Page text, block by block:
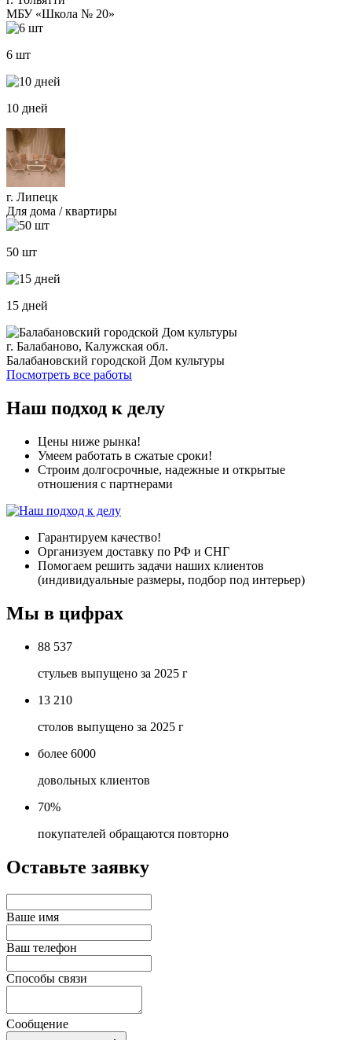
МБУ «Школа № 20»
6 шт
10 дней
г. Липецк
Для дома / квартиры
50 шт
15 дней
г. Балабаново, Калужская обл.
Балабановский городской Дом культуры
Посмотреть все работы
Наш подход к делу
Цены ниже рынка!
Умеем работать в сжатые сроки!
Строим долгосрочные, надежные и открытые
отношения с партнерами
Гарантируем качество!
Организуем доставку по РФ и СНГ
Помогаем решить задачи наших клиентов
(индивидуальные размеры, подбор под интерьер)
Мы в цифрах
88 537
стульев выпущено за 2025 г
13 210
столов выпущено за 2025 г
более 6000
довольных клиентов
70%
покупателей обращаются повторно
Оставьте заявку
Ваше имя
Ваш телефон
Способы связи
Сообщение